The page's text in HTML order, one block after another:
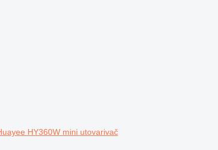
HY360W mini utovarivač